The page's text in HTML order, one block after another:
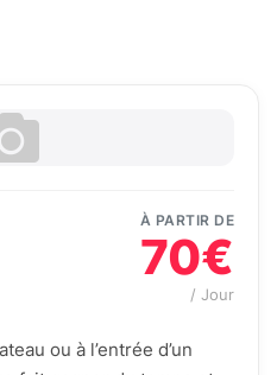
À PARTIR DE
70€
/ Jour
ou à l’entrée d’un